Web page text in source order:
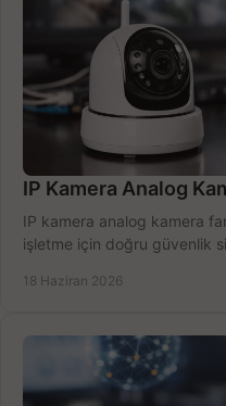
IP Kamera Analog
IP kamera analog kamera
işletme için doğru güvenlik
18 Haziran 2026